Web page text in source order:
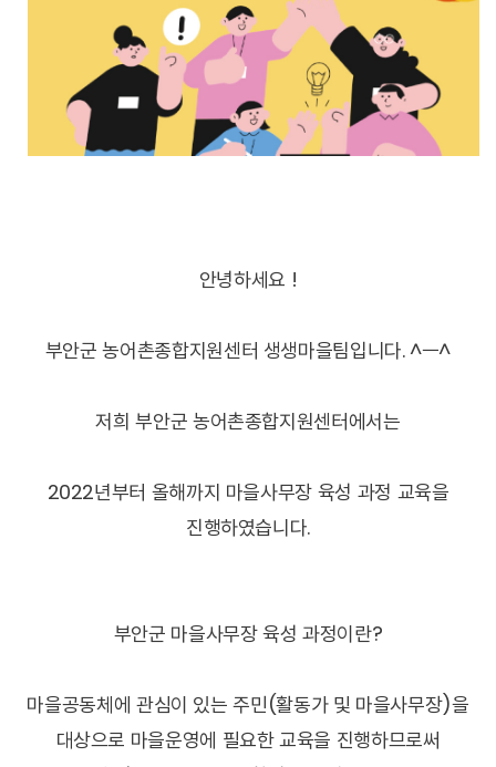
안녕하세요 !
부안군 농어촌종합지원센터 생생마을팀입니다. ^ㅡ^
저희 부안군 농어촌종합지원센터에서는
2022년부터 올해까지 마을사무장 육성 과정 교육을
진행하였습니다.
부안군 마을사무장 육성 과정이란?
마을공동체에 관심이 있는 주민(활동가 및 마을사무장)을
대상으로 마을운영에 필요한 교육을 진행하므로써